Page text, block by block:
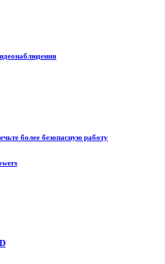
более безопасную работу